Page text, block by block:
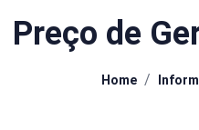
Preço de
Home /